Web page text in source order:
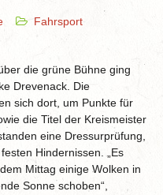
Fahrsport
die grüne Bühne ging
Drevenack. Die
sich dort, um Punkte für
die Titel der Kreismeister
eine Dressurprüfung,
Hindernissen. „Es
Mittag einige Wolken in
Sonne schoben“,